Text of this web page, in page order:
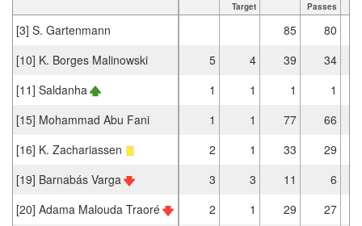
Target
Passes
[3] S. Gartenmann 85
80
[10] K. Borges Malinowski
5 4 39
34
[11] Saldanha
1 1 1
1
[15] Mohammad Abu Fani
1 1 77
66
[16] K. Zachariassen
2 1 33
29
[19] Barnabás Varga
3 3 11
6
[20] Adama Malouda Traoré
2 1 29
27